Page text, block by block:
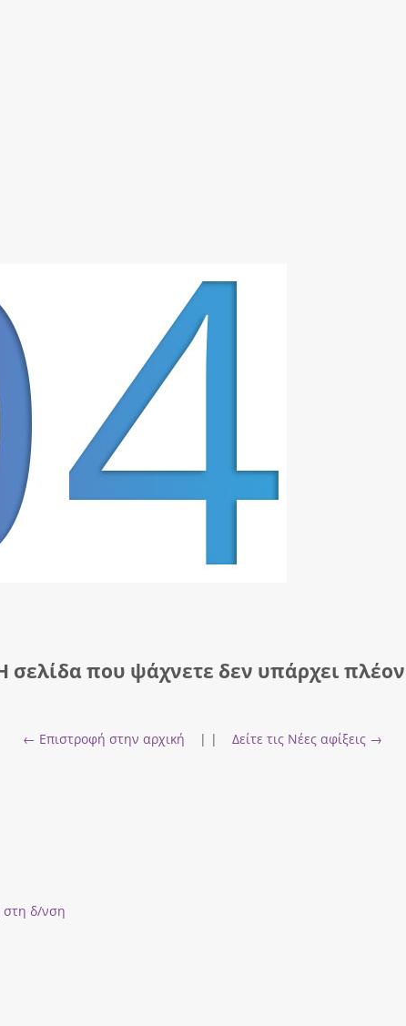
σελίδα που ψάχνετε δεν υπάρχει
← Επιστροφή στην αρχική | | Δείτε τις Νέες αφίξεις →
στη δ/νση